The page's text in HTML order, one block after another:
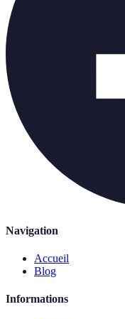
Navigation
Accueil
Blog
Informations